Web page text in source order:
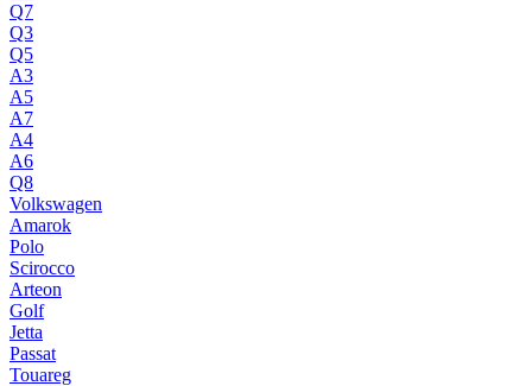
Q7
Q3
Q5
A3
A5
A7
A4
A6
Q8
Volkswagen
Amarok
Polo
Scirocco
Arteon
Golf
Jetta
Passat
Touareg